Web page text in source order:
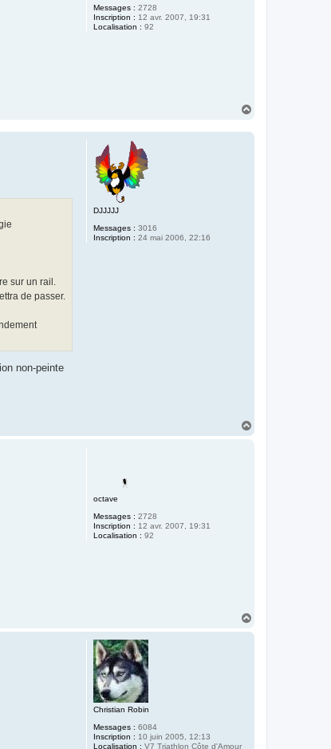
Messages : 2728
Inscription : 12 avr. 2007, 19:31
Localisation : 92
DJJJJJ
Messages : 3016
Inscription : 24 mai 2006, 22:16
sur un rail.
de passer.
non-peinte
octave
Messages : 2728
Inscription : 12 avr. 2007, 19:31
Localisation : 92
Christian Robin
Messages : 6084
Inscription : 10 juin 2005, 12:13
Localisation : V7 Triathlon Côte d'Amour